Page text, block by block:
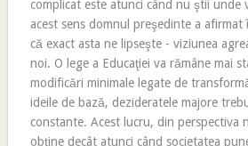
complicat este atunci când nu ştii unde
acest sens domnul preşedinte a
că exact asta ne lipseşte - viziunea
noi. O lege a Educaţiei va rămâne mai
modificări minimale legate de
ideile de bază, dezideratele majore
constante. Acest lucru, din perspectiva
obţine decât atunci când societatea